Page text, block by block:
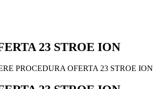
23 STROE ION
PROCEDURA OFERTA 23 STROE ION